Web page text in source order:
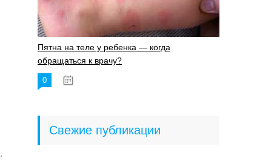
Пятна на теле у ребенка — когда
обращаться к врачу?
0
Свежие публикации